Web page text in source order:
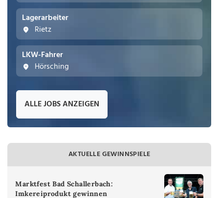
Lagerarbeiter
Rietz
LKW-Fahrer
Hörsching
ALLE JOBS ANZEIGEN
AKTUELLE GEWINNSPIELE
Marktfest Bad Schallerbach:
Imkereiprodukt gewinnen